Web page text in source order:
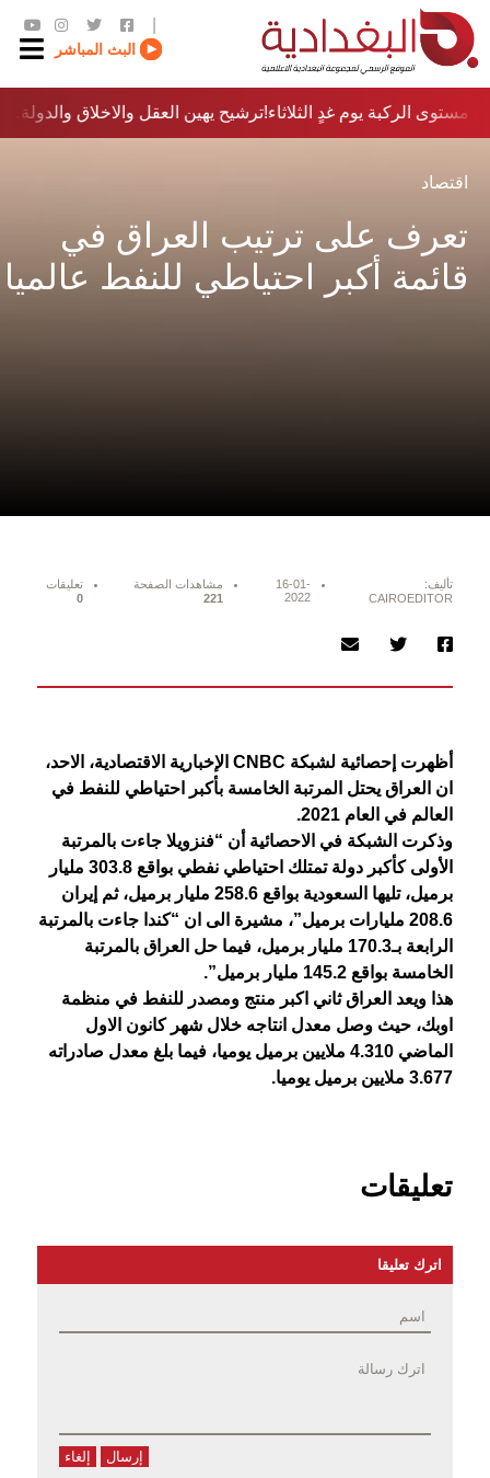
البث المباشر
ترشيح يهين العقل والاخلاق والدولة…؟!مستوى الركبة يوم غدٍ الثلاثاء
اقتصاد
تعرف على ترتيب العراق في
قائمة أكبر احتياطي للنفط عالميا
تأليف:
CAIROEDITOR
16-01-
2022
مشاهدات الصفحة
221
تعليقات
0
أظهرت إحصائية لشبكة CNBC الإخبارية الاقتصادية، الاحد،
ان العراق يحتل المرتبة الخامسة بأكبر احتياطي للنفط في
العالم في العام 2021.
وذكرت الشبكة في الاحصائية أن “فنزويلا جاءت بالمرتبة
الأولى كأكبر دولة تمتلك احتياطي نفطي بواقع 303.8 مليار
برميل، تليها السعودية بواقع 258.6 مليار برميل، ثم إيران
208.6 مليارات برميل”، مشيرة الى ان “كندا جاءت بالمرتبة
الرابعة بـ170.3 مليار برميل، فيما حل العراق بالمرتبة
الخامسة بواقع 145.2 مليار برميل”.
هذا ويعد العراق ثاني اكبر منتج ومصدر للنفط في منظمة
اوبك، حيث وصل معدل انتاجه خلال شهر كانون الاول
الماضي 4.310 ملايين برميل يوميا، فيما بلغ معدل صادراته
3.677 ملايين برميل يوميا.
تعليقات
اترك تعليقا
إرسال إلغاء